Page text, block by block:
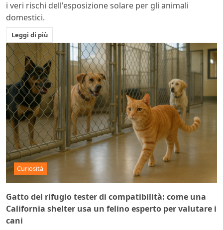
i veri rischi dell'esposizione solare per gli animali
domestici.
Leggi di più
Curiosità
Gatto del rifugio tester di compatibilità: come una
California shelter usa un felino esperto per valutare i
cani